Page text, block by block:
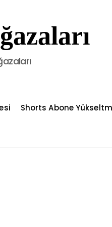
Shorts Abone